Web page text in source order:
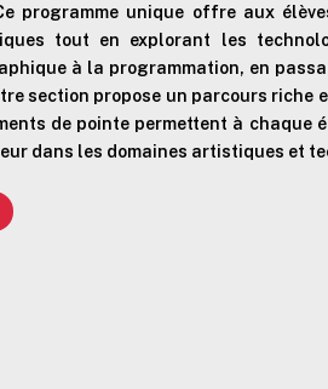
programme unique offre aux
tout en explorant les
à la programmation, en
section propose un parcours riche
de pointe permettent à chaque
dans les domaines artistiques et